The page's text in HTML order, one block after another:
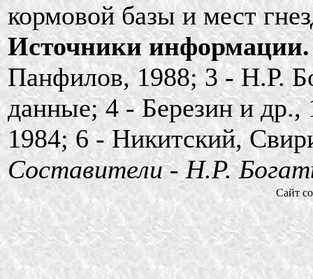
кормовой базы и мест
Источники информации.
Панфилов, 1988; 3 - Н.Р.
данные; 4 - Березин и
1984; 6 - Никитский,
Составители - Н.Р.
Сайт